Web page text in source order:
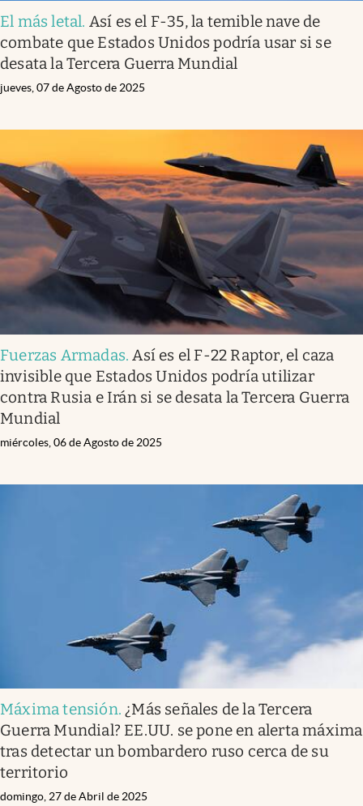
El más letal. Así es el F-35, la temible nave de
combate que Estados Unidos podría usar si se
desata la Tercera Guerra Mundial
jueves, 07 de Agosto de 2025
Fuerzas Armadas. Así es el F-22 Raptor, el caza
invisible que Estados Unidos podría utilizar
contra Rusia e Irán si se desata la Tercera Guerra
Mundial
miércoles, 06 de Agosto de 2025
Máxima tensión. ¿Más señales de la Tercera
Guerra Mundial? EE.UU. se pone en alerta máxima
tras detectar un bombardero ruso cerca de su
territorio
domingo, 27 de Abril de 2025